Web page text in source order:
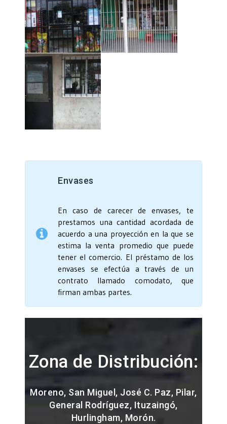
Envases
En caso de carecer de envases, te
prestamos una cantidad acordada de
acuerdo a una proyección en la que se
estima la venta promedio que puede
tener el comercio. El préstamo de los
envases se efectúa a través de un
contrato llamado comodato, que
firman ambas partes.
Zona de Distribución:
Moreno, San Miguel, José C. Paz, Pilar,
General Rodríguez, Ituzaingó,
Hurlingham, Morón.